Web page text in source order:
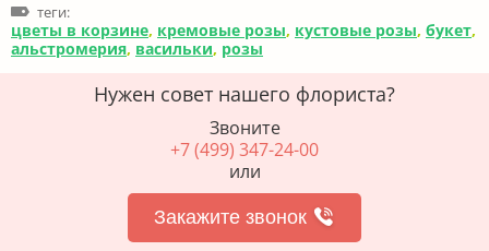
теги:
цветы в корзине, кремовые розы, кустовые розы, букет,
альстромерия, васильки, розы
Нужен совет нашего флориста?
Звоните
+7 (499) 347-24-00
или
Закажите звонок